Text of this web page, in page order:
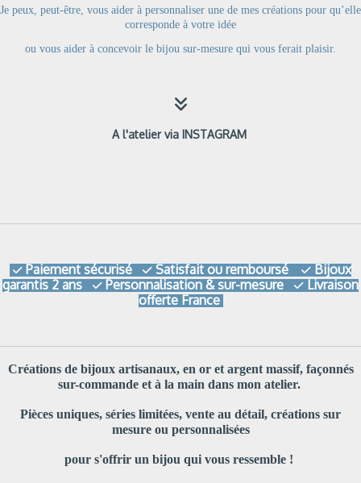
Je peux, peut-être, vous aider à personnaliser une de mes créations pour qu’elle
corresponde à votre idée
ou vous aider à concevoir le bijou sur-mesure qui vous ferait plaisir.

A l'atelier via INSTAGRAM
 Paiement sécurisé  Satisfait ou remboursé  Bijoux
garantis 2 ans
 Personnalisation & sur-mesure  Livraison
offerte France
Créations de bijoux artisanaux, en or et argent massif, façonnés
sur-commande et à la main dans mon atelier.
Pièces uniques, séries limitées, vente au détail, créations sur
mesure ou personnalisées
pour s'offrir un bijou qui vous ressemble !